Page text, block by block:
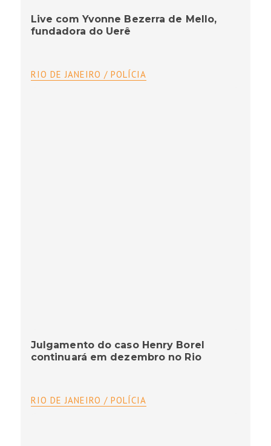
Live com Yvonne Bezerra de Mello,
fundadora do Uerê
RIO DE JANEIRO / POLÍCIA
Julgamento do caso Henry Borel
continuará em dezembro no Rio
RIO DE JANEIRO / POLÍCIA